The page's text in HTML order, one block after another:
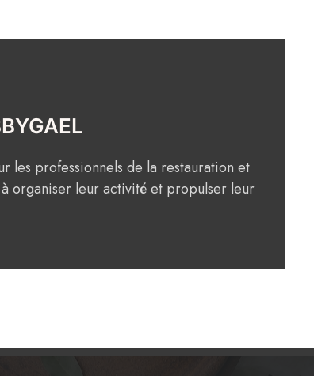
les professionnels de la restauration et
organiser leur activité et propulser leur